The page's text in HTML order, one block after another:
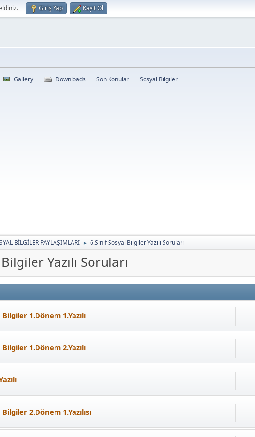
Giriş Yap Kayıt Ol
Gallery Downloads Son Konular Sosyal Bilgiler
BİLGİLER PAYLAŞIMLARI ► 6.Sınıf Sosyal Bilgiler Yazılı Soruları
Yazılı Soruları
Bilgiler 1.Dönem 1.Yazılı
Bilgiler 1.Dönem 2.Yazılı
Bilgiler 2.Dönem 1.Yazılısı